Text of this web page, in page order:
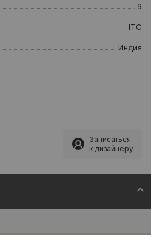
9
ITC
Индия
Записаться
к дизайнеру